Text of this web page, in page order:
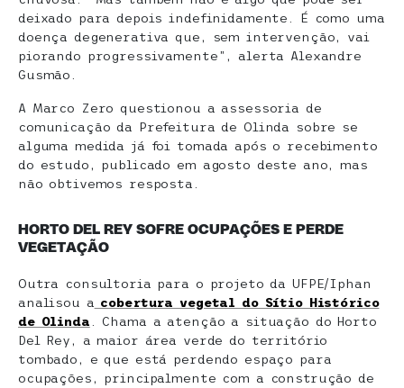
deixado para depois indefinidamente. É como uma
doença degenerativa que, sem intervenção, vai
piorando progressivamente”, alerta Alexandre
Gusmão.
A Marco Zero questionou a assessoria de
comunicação da Prefeitura de Olinda sobre se
alguma medida já foi tomada após o recebimento
do estudo, publicado em agosto deste ano, mas
não obtivemos resposta.
HORTO DEL REY SOFRE OCUPAÇÕES E PERDE
VEGETAÇÃO
Outra consultoria para o projeto da UFPE/Iphan
analisou a cobertura vegetal do Sítio Histórico
de Olinda . Chama a atenção a situação do Horto
Del Rey, a maior área verde do território
tombado, e que está perdendo espaço para
ocupações, principalmente com a construção de